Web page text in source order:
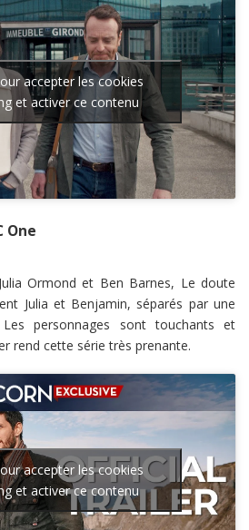
accepter les cookies
et activer ce contenu
One
Ormond et Ben Barnes, Le doute
Julia et Benjamin, séparés par une
personnages sont touchants et
rend cette série très prenante.
accepter les cookies
et activer ce contenu